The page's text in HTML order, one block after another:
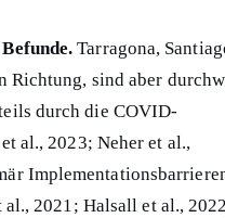
Tarragona,
Richtung, sind aber
durch die COVID-
al., 2023; Neher et al.,
2021; Halsall et al.,